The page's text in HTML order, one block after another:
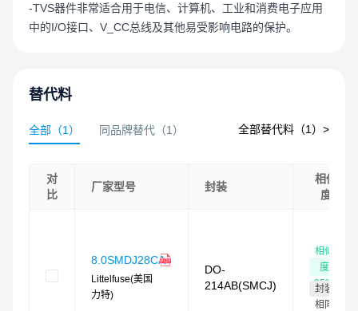
DO-214AB封装尺寸紧凑，功率密度高
低增量浪涌电阻
结温T_J时的击穿电压V_BR = 25°C时的击穿电压V_BRx(1 +
UL认证化合物，符合V-0阻燃等级
雾锡无铅电镀
-TVS器件非常适合用于电信、计算机、工业和消费电子应用
中的I/O接口、V_CC总线及其他易受影响电路的保护。
替代料
全部 （1） 同品牌替代 （1 ） 全部替代料（1）>
对
比
厂家型号 封装
相似
度
8.0SMDJ28CA
Littelfuse(美国
力特)
DO-
214AB(SMCJ)
相似
度
95%
封装
相同